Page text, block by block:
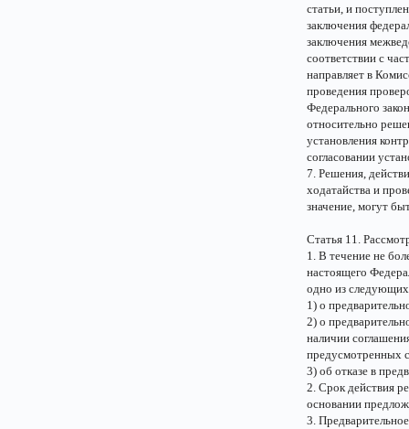
статьи, и
заключения
заключения
соответствии с
направляет в
проведения
Федерального
относительно
установления
согласовании
7. Решения,
ходатайства и
значение, могут
Статья 11.
1. В течение не
настоящего
одно из
1) о
2) о
наличии
предусмотренных
3) об отказе в
2. Срок действия
основании
3.